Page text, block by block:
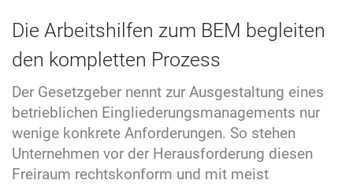
Die Arbeitshilfen zum BEM begleiten
den kompletten Prozess
Der Gesetzgeber nennt zur Ausgestaltung eines
betrieblichen Eingliederungsmanagements nur
wenige konkrete Anforderungen. So stehen
Unternehmen vor der Herausforderung diesen
Freiraum rechtskonform und mit meist